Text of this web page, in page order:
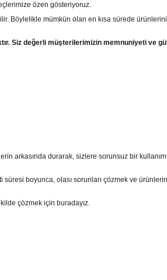
özen gösteriyoruz.
Böylelikle mümkün olan en kısa sürede
Siz değerli müşterilerimizin memnuniyeti ve
arkasında durarak, sizlere sorunsuz bir
boyunca, olası sorunları çözmek ve
çözmek için buradayız.